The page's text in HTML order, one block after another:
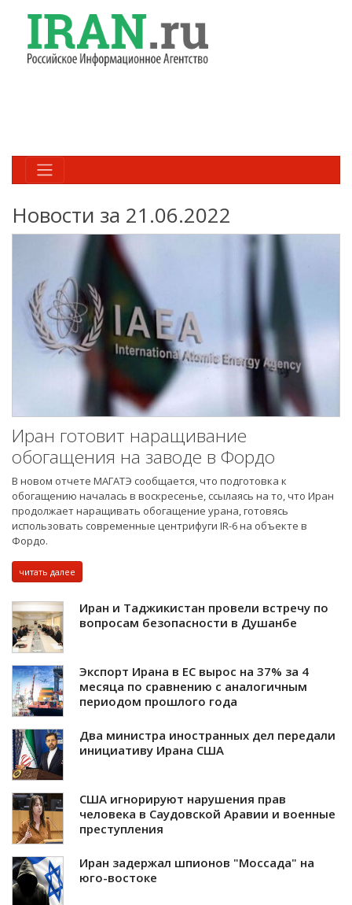
Новости за 21.06.2022
Иран готовит наращивание
обогащения на заводе в Фордо
В новом отчете МАГАТЭ сообщается, что подготовка к
обогащению началась в воскресенье, ссылаясь на то, что Иран
продолжает наращивать обогащение урана, готовясь
использовать современные центрифуги IR-6 на объекте в
Фордо.
читать далее
Иран и Таджикистан провели встречу по
вопросам безопасности в Душанбе
Экспорт Ирана в ЕС вырос на 37% за 4
месяца по сравнению с аналогичным
периодом прошлого года
Два министра иностранных дел передали
инициативу Ирана США
США игнорируют нарушения прав
человека в Саудовской Аравии и военные
преступления
Иран задержал шпионов "Моссада" на
юго-востоке